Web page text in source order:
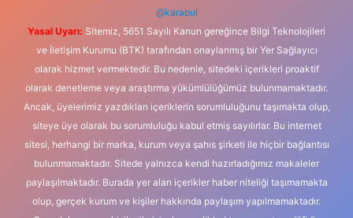
@karabul
Yasal Uyarı: Sitemiz, 5651 Sayılı Kanun gereğince Bilgi Teknolojileri
ve İletişim Kurumu (BTK) tarafından onaylanmış bir Yer Sağlayıcı
olarak hizmet vermektedir. Bu nedenle, sitedeki içerikleri proaktif
olarak denetleme veya araştırma yükümlülüğümüz bulunmamaktadır.
Ancak, üyelerimiz yazdıkları içeriklerin sorumluluğunu taşımakta olup,
siteye üye olarak bu sorumluluğu kabul etmiş sayılırlar. Bu internet
sitesi, herhangi bir marka, kurum veya şahıs şirketi ile hiçbir bağlantısı
bulunmamaktadır. Sitede yalnızca kendi hazırladığımız makaleler
paylaşılmaktadır. Burada yer alan içerikler haber niteliği taşımamakta
olup, gerçek kurum ve kişiler hakkında paylaşım yapılmamaktadır.